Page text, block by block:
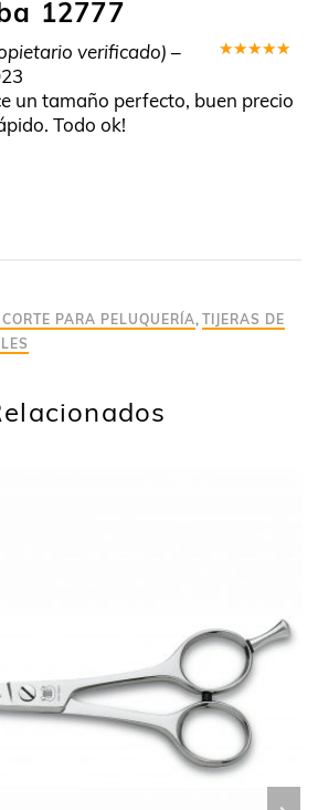
12777
verificado) –
un tamaño perfecto, buen precio
Todo ok!
PARA PELUQUERÍA, TIJERAS DE